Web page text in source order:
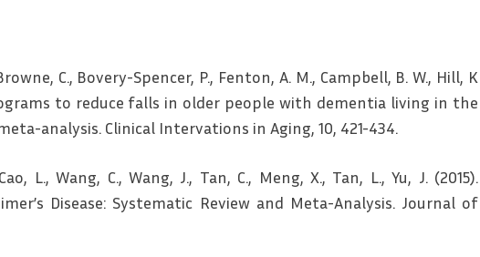
C., Bovery-Spencer, P., Fenton, A. M., Campbell, B. W., Hill, K
to reduce falls in older people with dementia living in the
analysis. Clinical Intervations in Aging, 10, 421-434.
L., Wang, C., Wang, J., Tan, C., Meng, X., Tan, L., Yu, J. (2015).
Disease: Systematic Review and Meta-Analysis. Journal of